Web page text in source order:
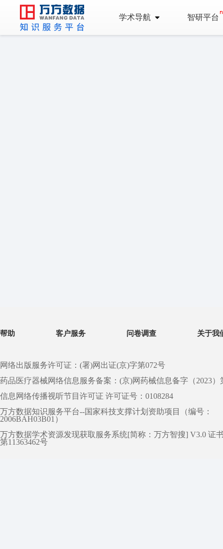
学术导航 智研平台
帮助 客户服务 问卷调查 关于我
网络出版服务许可证：(署)网出证(京)字第072号
药品医疗器械网络信息服务备案：(京)网药械信息备字（2023）
信息网络传播视听节目许可证 许可证号：0108284
万方数据知识服务平台--国家科技支撑计划资助项目（编号：
2006BAH03B01）
万方数据学术资源发现获取服务系统[简称：万方智搜] V3.0 证
第11363462号